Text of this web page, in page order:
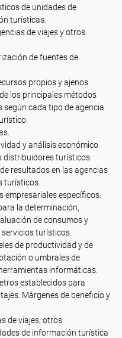
de unidades de
turísticas.
de viajes y otros
de fuentes de
propios y ajenos.
los principales métodos
según cada tipo de agencia
y análisis económico
distribuidores turísticos
resultados en las agencias
turísticos.
empresariales específicos.
la determinación,
de consumos y
turísticos.
de productividad y de
o umbrales de
informáticas.
establecidos para
Márgenes de beneficio y
de viajes, otros
de información turística